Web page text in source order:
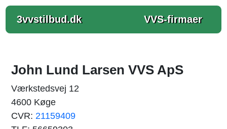
3vvstilbud.dk VVS-firmaer
John Lund Larsen VVS ApS
Værkstedsvej 12
4600 Køge
CVR: 21159409